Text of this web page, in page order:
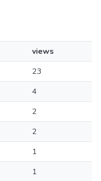
views
23
4
2
2
1
1